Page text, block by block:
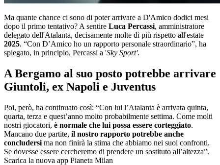
Ma quante chance ci sono di poter arrivare a D'Amico dodici mesi
dopo il primo tentativo? A sentire Luca Percassi, amministratore
delegato dell'Atalanta, decisamente molte di più rispetto all'estate
2025. “Con D’Amico ho un rapporto personale straordinario”, ha
spiegato, in principio, Percassi a 'Sky Sport'.
A Bergamo al suo posto potrebbe arrivare
Giuntoli, ex Napoli e Juventus
Poi, però, ha continuato così: “Con lui l’Atalanta è arrivata quinta,
quarta, terza e quest’anno molto probabilmente settima. Come molti
nostri giocatori, è normale che lui possa essere corteggiato.
Mancano due partite, il nostro rapporto potrebbe anche
concludersi ma non finirà la stima che abbiamo nei suoi confronti.
Se dovesse essere cercheremo di prendere un sostituto all’altezza”.
Scarica la nuova app Pianeta Milan